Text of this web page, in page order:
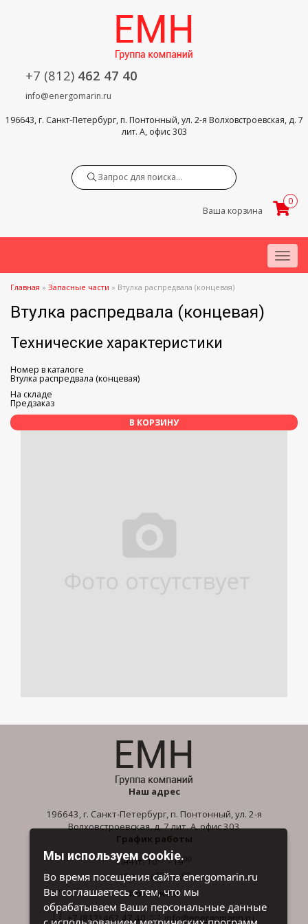
+7 (812) 462 47 40
info@energomarin.ru
196643, г. Санкт-Петербург, п. Понтонный, ул. 2-я Волховстроевская, д. 7
лит. А, офис 303
Ваша корзина
0
Menu
Главная » Запасные части » Втулка распредвала (концевая)
Втулка распредвала (концевая)
Технические характеристики
Номер в каталоге
Втулка распредвала (концевая)
На складе
Предзаказ
В КОРЗИНУ
Наш адрес
196643, г. Санкт-Петербург, п. Понтонный, ул. 2-я
Волховстроевская, д. 7 лит. А, офис 303
График работы
Пн-Пт: 1000- 1900
Сб-Вс: 1000- 1600
Контакты
+7 (812) 462 47 40 info@energomarin.ru
Мы используем cookie.
Во время посещения сайта energomarin.ru
Вы соглашаетесь с тем, что мы
обрабатываем Ваши персональные данные